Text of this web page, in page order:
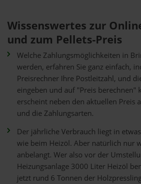
Wissenswertes zur
und zum Pellets-Preis
Welche Zahlungsmöglichkeiten in
werden, erfahren Sie ganz einfach,
Preisrechner Ihre Postleitzahl, und
eingeben und auf "Preis berechnen"
erscheint neben den aktuellen Preis
und die Zahlungsarten.
Der jährliche Verbrauch liegt in
wie beim Heizöl. Aber natürlich nur
anbelangt. Wer also vor der
Heizungsanlage 3000 Liter Heizöl
jetzt rund 6 Tonnen der